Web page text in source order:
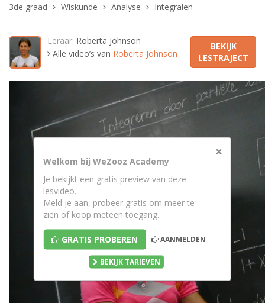
3de graad
Wiskunde Analyse Integralen
Leraar: Roberta Johnson
Alle video’s van Roberta Johnson
BEKIJK
LESTRAJECT
×
Welkom bij WeZooz Academy
Je bekijkt een gratis preview van deze
lesvideo.
Meld je aan, probeer gratis om meer te
zien of koop meteen toegang.
GRATIS PROBEREN AANMELDEN
BEKIJK TARIEVEN